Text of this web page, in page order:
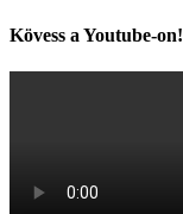
Kövess a Youtube-on!